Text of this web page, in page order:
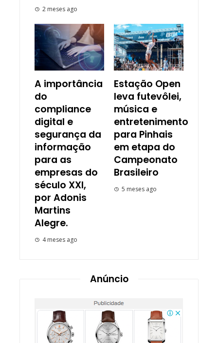
2 meses ago
A importância
do
compliance
digital e
segurança da
informação
para as
empresas do
século XXI,
por Adonis
Martins
Alegre.
4 meses ago
Estação Open
leva futevôlei,
música e
entretenimento
para Pinhais
em etapa do
Campeonato
Brasileiro
5 meses ago
Anúncio